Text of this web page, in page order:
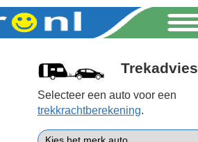
Trekadvies
Selecteer een auto voor een
trekkrachtberekening.